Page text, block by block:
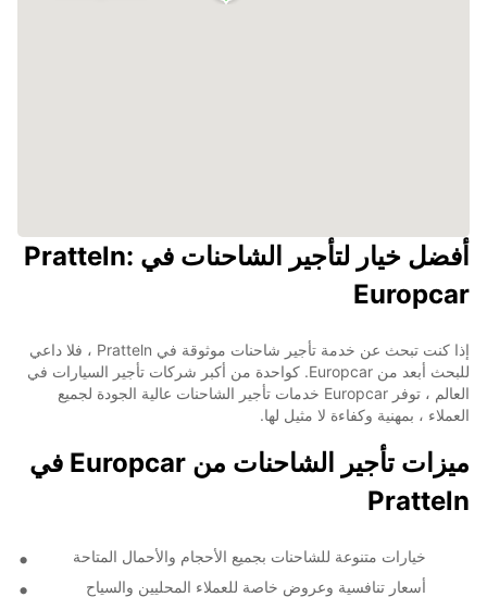
أفضل خيار لتأجير الشاحنات في Pratteln:
Europcar
إذا كنت تبحث عن خدمة تأجير شاحنات موثوقة في Pratteln ، فلا داعي
للبحث أبعد من Europcar. كواحدة من أكبر شركات تأجير السيارات في
العالم ، توفر Europcar خدمات تأجير الشاحنات عالية الجودة لجميع
العملاء ، بمهنية وكفاءة لا مثيل لها.
ميزات تأجير الشاحنات من Europcar في
Pratteln
خيارات متنوعة للشاحنات بجميع الأحجام والأحمال المتاحة
أسعار تنافسية وعروض خاصة للعملاء المحليين والسياح